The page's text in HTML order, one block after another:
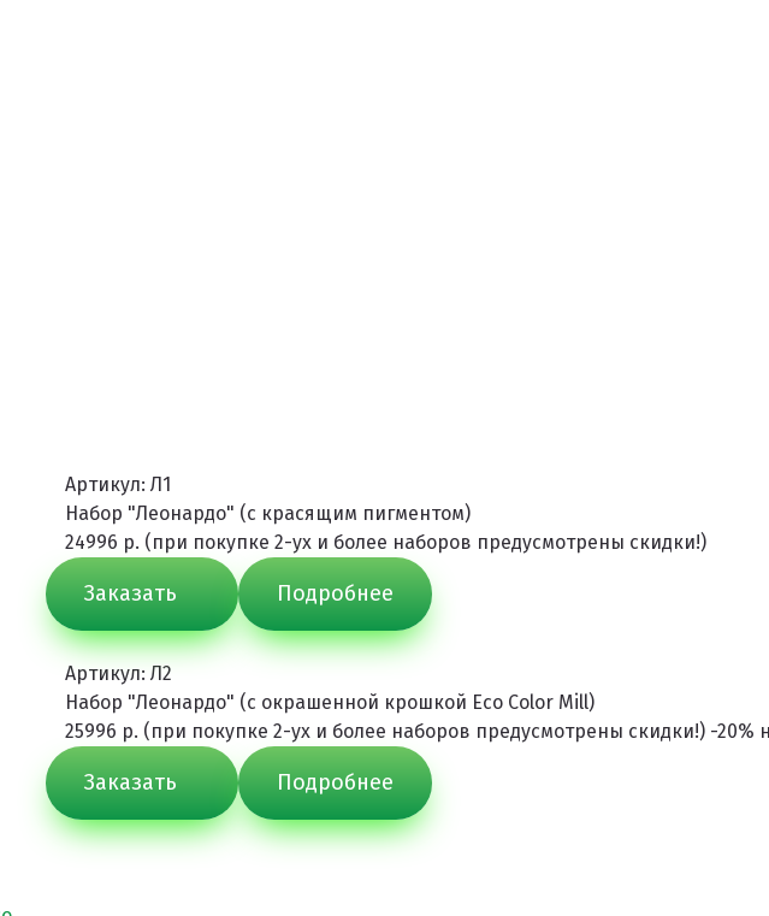
БЕГОВЫХ ДОРОЖЕК
Приказ №1134
покрытия
Артикул: Л1
Набор "Леонардо" (с красящим пигментом)
24996 р. (при покупке 2-ух и более наборов предусмотрены скидки!)
Заказать Подробнее
Артикул: Л2
Набор "Леонардо" (с окрашенной крошкой Eco Color Mill)
25996 р. (при покупке 2-ух и более наборов предусмотрены скидки!) -20%
Заказать Подробнее